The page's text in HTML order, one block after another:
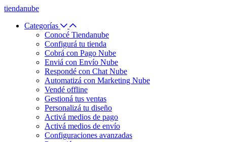
tiendanube
Categorías
Conocé Tiendanube
Configurá tu tienda
Cobrá con Pago Nube
Enviá con Envío Nube
Respondé con Chat Nube
Automatizá con Marketing Nube
Vendé offline
Gestioná tus ventas
Personalizá tu diseño
Activá medios de pago
Activá medios de envío
Configuraciones avanzadas